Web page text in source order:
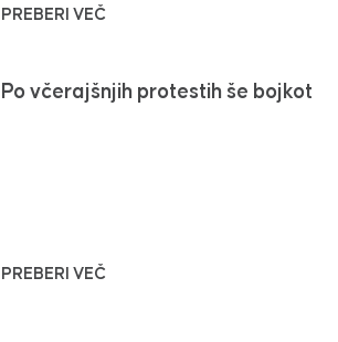
PREBERI VEČ
Po včerajšnjih protestih še bojkot
PREBERI VEČ